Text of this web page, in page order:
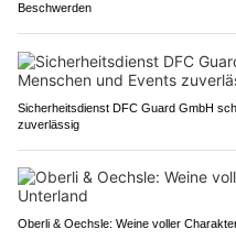
Beschwerden
Sicherheitsdienst DFC Guard GmbH
zuverlässig
Oberli & Oechsle: Weine voller